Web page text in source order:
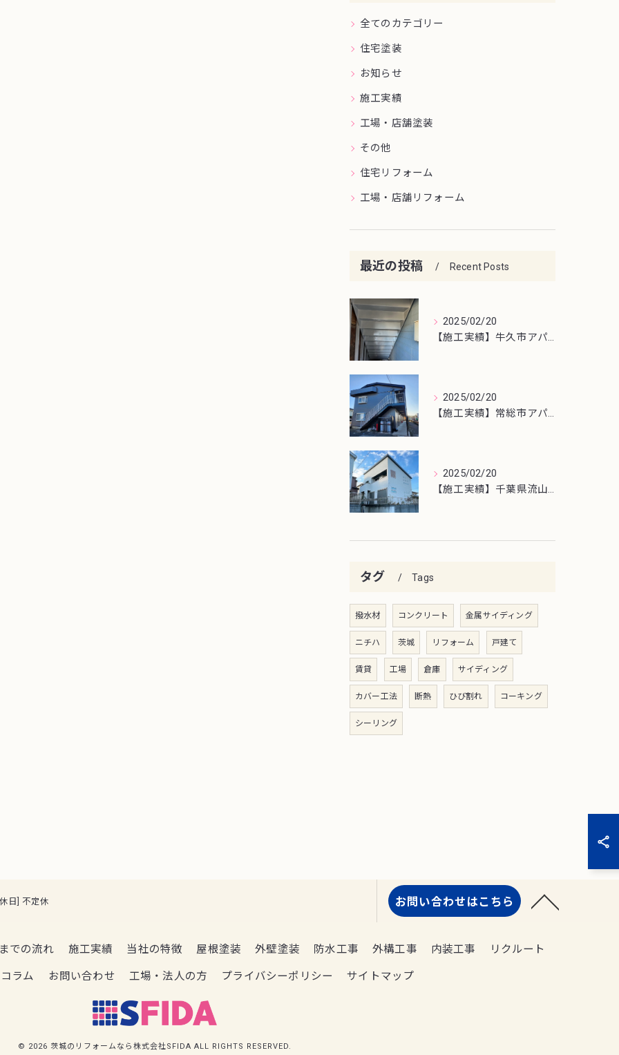
全てのカテゴリー
住宅塗装
お知らせ
施工実績
工場・店舗塗装
その他
住宅リフォーム
工場・店舗リフォーム
最近の投稿 Recent Posts
2025/02/20
【施工実績】牛久市アパート鉄骨階段塗装
2025/02/20
【施工実績】常総市アパート屋根・外壁塗装工事
2025/02/20
【施工実績】千葉県流山市外壁塗装工事
タグ Tags
撥水材 コンクリート 金属サイディング
ニチハ 茨城 リフォーム 戸建て
賃貸 工場 倉庫 サイディング
カバー工法 断熱 ひび割れ コーキング
シーリング
日] 不定休 お問い合わせはこちら
での流れ 施工実績 当社の特徴 屋根塗装 外壁塗装 防水工事 外構工事 内装工事 リクルート
コラム お問い合わせ 工場・法人の方 プライバシーポリシー サイトマップ
© 2026 茨城のリフォームなら株式会社SFIDA ALL RIGHTS RESERVED.